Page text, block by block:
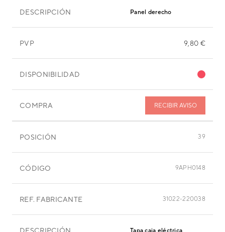
DESCRIPCIÓN Panel derecho
PVP 9,80 €
DISPONIBILIDAD
COMPRA RECIBIR AVISO
POSICIÓN 39
CÓDIGO 9APH0148
REF. FABRICANTE 31022-220038
DESCRIPCIÓN Tapa caja eléctrica